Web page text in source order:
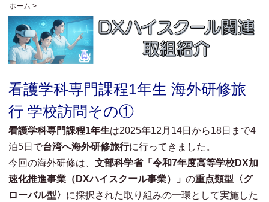
ホーム >
看護学科専門課程1年生 海外研修旅
行 学校訪問その①
看護学科専門課程1年生は2025年12月14日から18日まで4
泊5日で台湾へ海外研修旅行に行ってきました。
今回の海外研修は、 文部科学省「令和7年度高等学校DX加
速化推進事業（DXハイスクール事業）」 の重点類型〈グ
ローバル型〉 に採択された取り組みの一環として実施した